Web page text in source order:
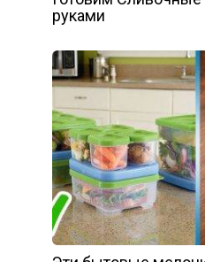
руками